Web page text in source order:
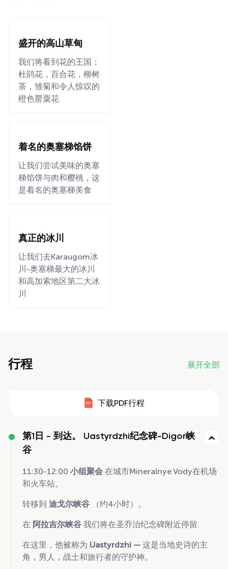
盛开的高山草甸
我们将看到花的王国：
杜鹃花，百合花，柳树
茶，雏菊和令人惊叹的
橙色罂粟花
着名的奥塞梯馅饼
让我们尝试美味的奥塞
梯馅饼与肉和樱桃，这
是着名的奥塞梯美食
真正的冰川
让我们去Karaugom冰
川-奥塞梯最大的冰川
和高加索地区第二大冰
川
行程 展开全部
下载PDF行程
第1日 - 到达。 Uastyrdzhi纪念碑-Digor峡
谷
11:30-12:00 小组聚会 在城市Mineralnye Vody在机场
和火车站。
转移到 迪戈尔峡谷 （约4小时）。
在 阿拉吉尔峡谷 我们将在圣乔治纪念碑附近停留.
在这里，他被称为 Uastyrdzhi — 这是当地史诗的主
角，男人，战士和旅行者的守护神。